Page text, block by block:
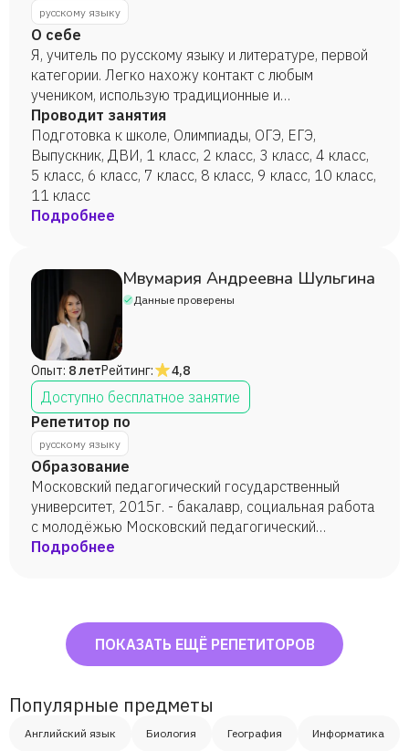
русскому языку
О себе
Я, учитель по русскому языку и литературе, первой
категории. Легко нахожу контакт с любым
учеником, использую традиционные и
инновационные методы обучения. Особое внимание
уделяется культуре речи, языковой компетенции,
расширению коммуникативных умений. Всегда
стараюсь увлечь ребенка, заинтересовать его
нестандартными заданиями, внедрять новые
современные технологии в каждое занятие. Всегда
уровень знаний
Проводит занятия
Подготовка к школе, Олимпиады, ОГЭ, ЕГЭ,
Выпускник, ДВИ, 1 класс, 2 класс, 3 класс, 4 класс,
5 класс, 6 класс, 7 класс, 8 класс, 9 класс, 10 класс,
11 класс
Подробнее
Мвумария Андреевна Шульгина
Данные проверены
Опыт: 8 летРейтинг: 4,8
Доступно бесплатное занятие
Репетитор по
русскому языку
Образование
Московский педагогический государственный
университет, 2015г. - бакалавр, социальная работа
с молодёжью Московский педагогический
государственный университет, 2019г. - магистр,
"Институт современного образования", 2020г. -
учитель истории и обществознания
Подробнее
ПОКАЗАТЬ ЕЩЁ РЕПЕТИТОРОВ
Популярные предметы
Английский язык Биология География Информатика